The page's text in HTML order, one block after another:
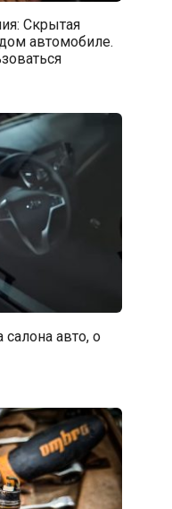
Скрытая
автомобиле.
авто, о